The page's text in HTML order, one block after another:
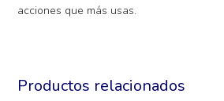
acciones que más usas.
Productos relacionados